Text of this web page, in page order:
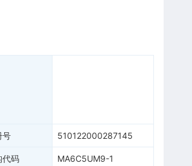
号 510122000287145
代码 MA6C5UM9-1